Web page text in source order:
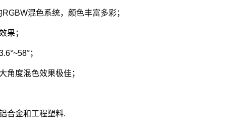
混色系统，颜色丰富多彩；
果；
；
角度混色效果极佳；
合金和工程塑料.